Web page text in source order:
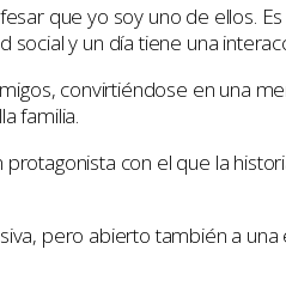
que yo soy uno de ellos.
y un día tiene una
convirtiéndose en una
familia.
con el que la
pero abierto también a